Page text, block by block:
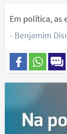
Em política, as
- Benjamim